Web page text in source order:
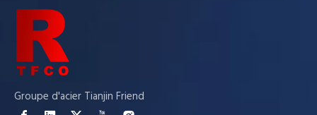
Groupe d'acier Tianjin Friend